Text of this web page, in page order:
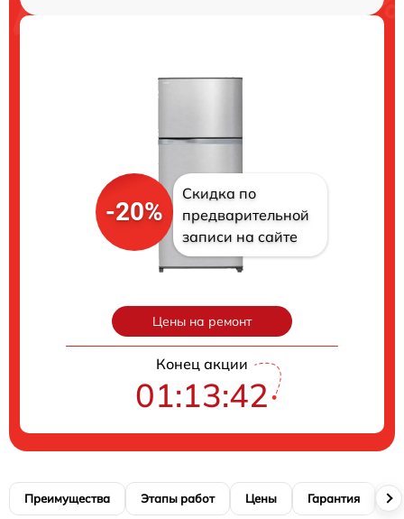
-20%
Скидка по
предварительной
записи на сайте
Цены на ремонт
Конец акции
01:13:41
Преимущества Этапы работ Цены Гарантия